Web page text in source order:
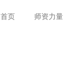
首页 师资力量